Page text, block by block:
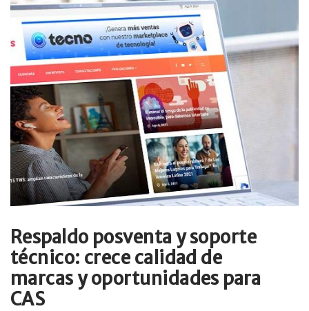
Respaldo posventa y soporte
técnico: crece calidad de
marcas y oportunidades para
CAS